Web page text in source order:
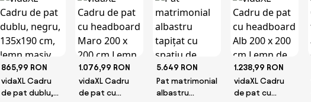
865,99 RON
vidaXL Cadru
de pat dublu,
1.076,99 RON
vidaXL Cadru
de pat cu
5.649 RON
Pat matrimonial
albastru
1.238,99 RON
vidaXL Cadru
de pat cu